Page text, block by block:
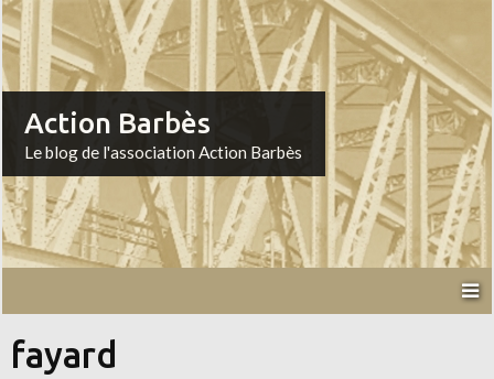
Action Barbès
Le blog de l'association Action Barbès
fayard